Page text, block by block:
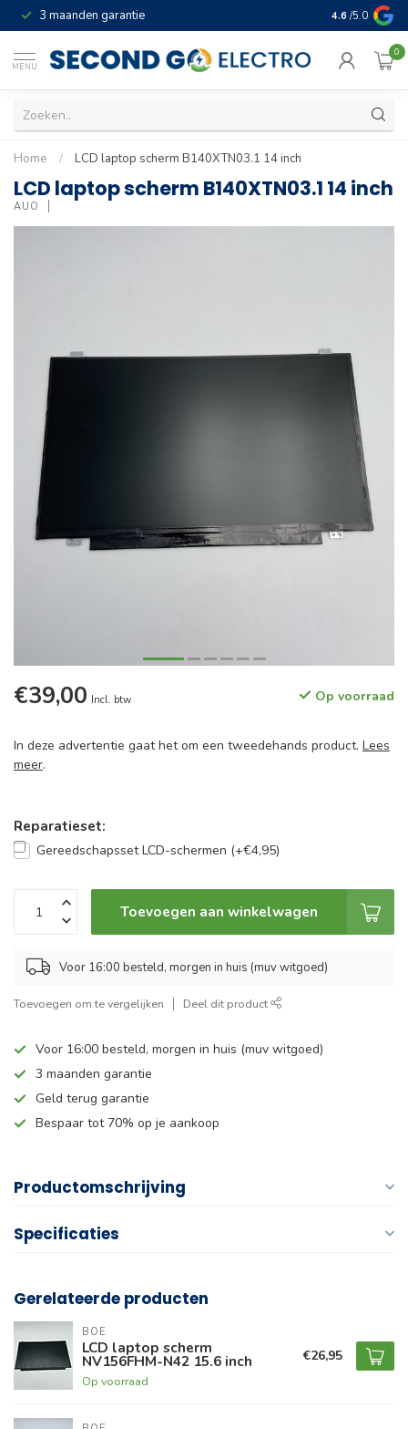
3 maanden garantie Geld terug
4.6 /5.0
MENU
0
Home / LCD laptop scherm B140XTN03.1 14 inch
LCD laptop scherm B140XTN03.1 14 inch
AUO
€39,00 Incl. btw Op voorraad
In deze advertentie gaat het om een tweedehands product. Lees
meer.
Reparatieset:
Gereedschapsset LCD-schermen (+€4,95)
Toevoegen aan winkelwagen
Voor 16:00 besteld, morgen in huis (muv witgoed)
Toevoegen om te vergelijken Deel dit product
Voor 16:00 besteld, morgen in huis (muv witgoed)
3 maanden garantie
Geld terug garantie
Bespaar tot 70% op je aankoop
Productomschrijving
Specificaties
Gerelateerde producten
BOE
LCD laptop scherm
NV156FHM-N42 15.6 inch
Op voorraad
€26,95